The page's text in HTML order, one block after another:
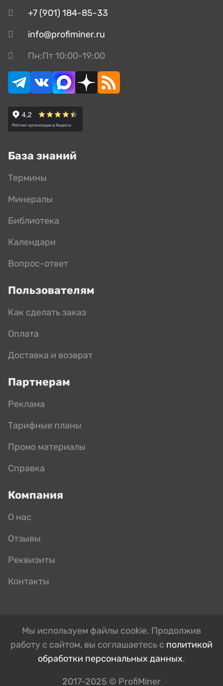
+7 (901) 184-85-33
info@profiminer.ru
Пн:Пт 10:00-19:00
База знаний
Термины
Минералы
Библиотека
Календари
Вопрос-ответ
Пользователям
Как сделать заказ
Оплата
Доставка и возврат
Партнерам
Реклама
Тарифные планы
Промо материалы
Справка
Компания
О нас
Отзывы
Реквизиты
Контакты
Мы используем файлы cookie. Продолжив
работу с сайтом, вы соглашаетесь с политикой
обработки персональных данных.
2017-2025 © ProfiMiner